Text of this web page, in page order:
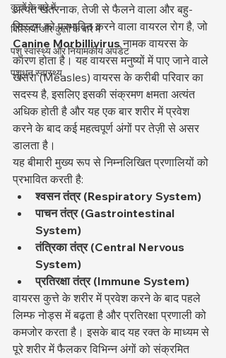
कुत्तों के बारे में
बिल्लियों और कुत्तों के बारे में
पशु स्वास्थ्य और नियामकीय अपडेट
पशुधन स्वास्थ्य
अत्यंत खतरनाक, तेजी से फैलने वाला और बहु-
सिस्टम को प्रभावित करने वाला वायरल रोग है, जो
Canine Morbillivirus नामक वायरस के
कारण होता है। यह वायरस मनुष्यों में पाए जाने वाले
खसरा (Measles) वायरस के करीबी परिवार का
सदस्य है, इसलिए इसकी संक्रमण क्षमता अत्यंत
अधिक होती है और यह एक बार शरीर में प्रवेश
करने के बाद कई महत्वपूर्ण अंगों पर तेज़ी से असर
डालता है।
यह बीमारी मुख्य रूप से निम्नलिखित प्रणालियों को
प्रभावित करती है:
श्वसन तंत्र (Respiratory System)
पाचन तंत्र (Gastrointestinal
System)
तंत्रिका तंत्र (Central Nervous
System)
प्रतिरक्षा तंत्र (Immune System)
वायरस कुत्ते के शरीर में प्रवेश करने के बाद पहले
लिम्फ नोड्स में बढ़ता है और प्रतिरक्षा प्रणाली को
कमजोर करता है। इसके बाद यह रक्त के माध्यम से
पूरे शरीर में फैलकर विभिन्न अंगों को संक्रमित